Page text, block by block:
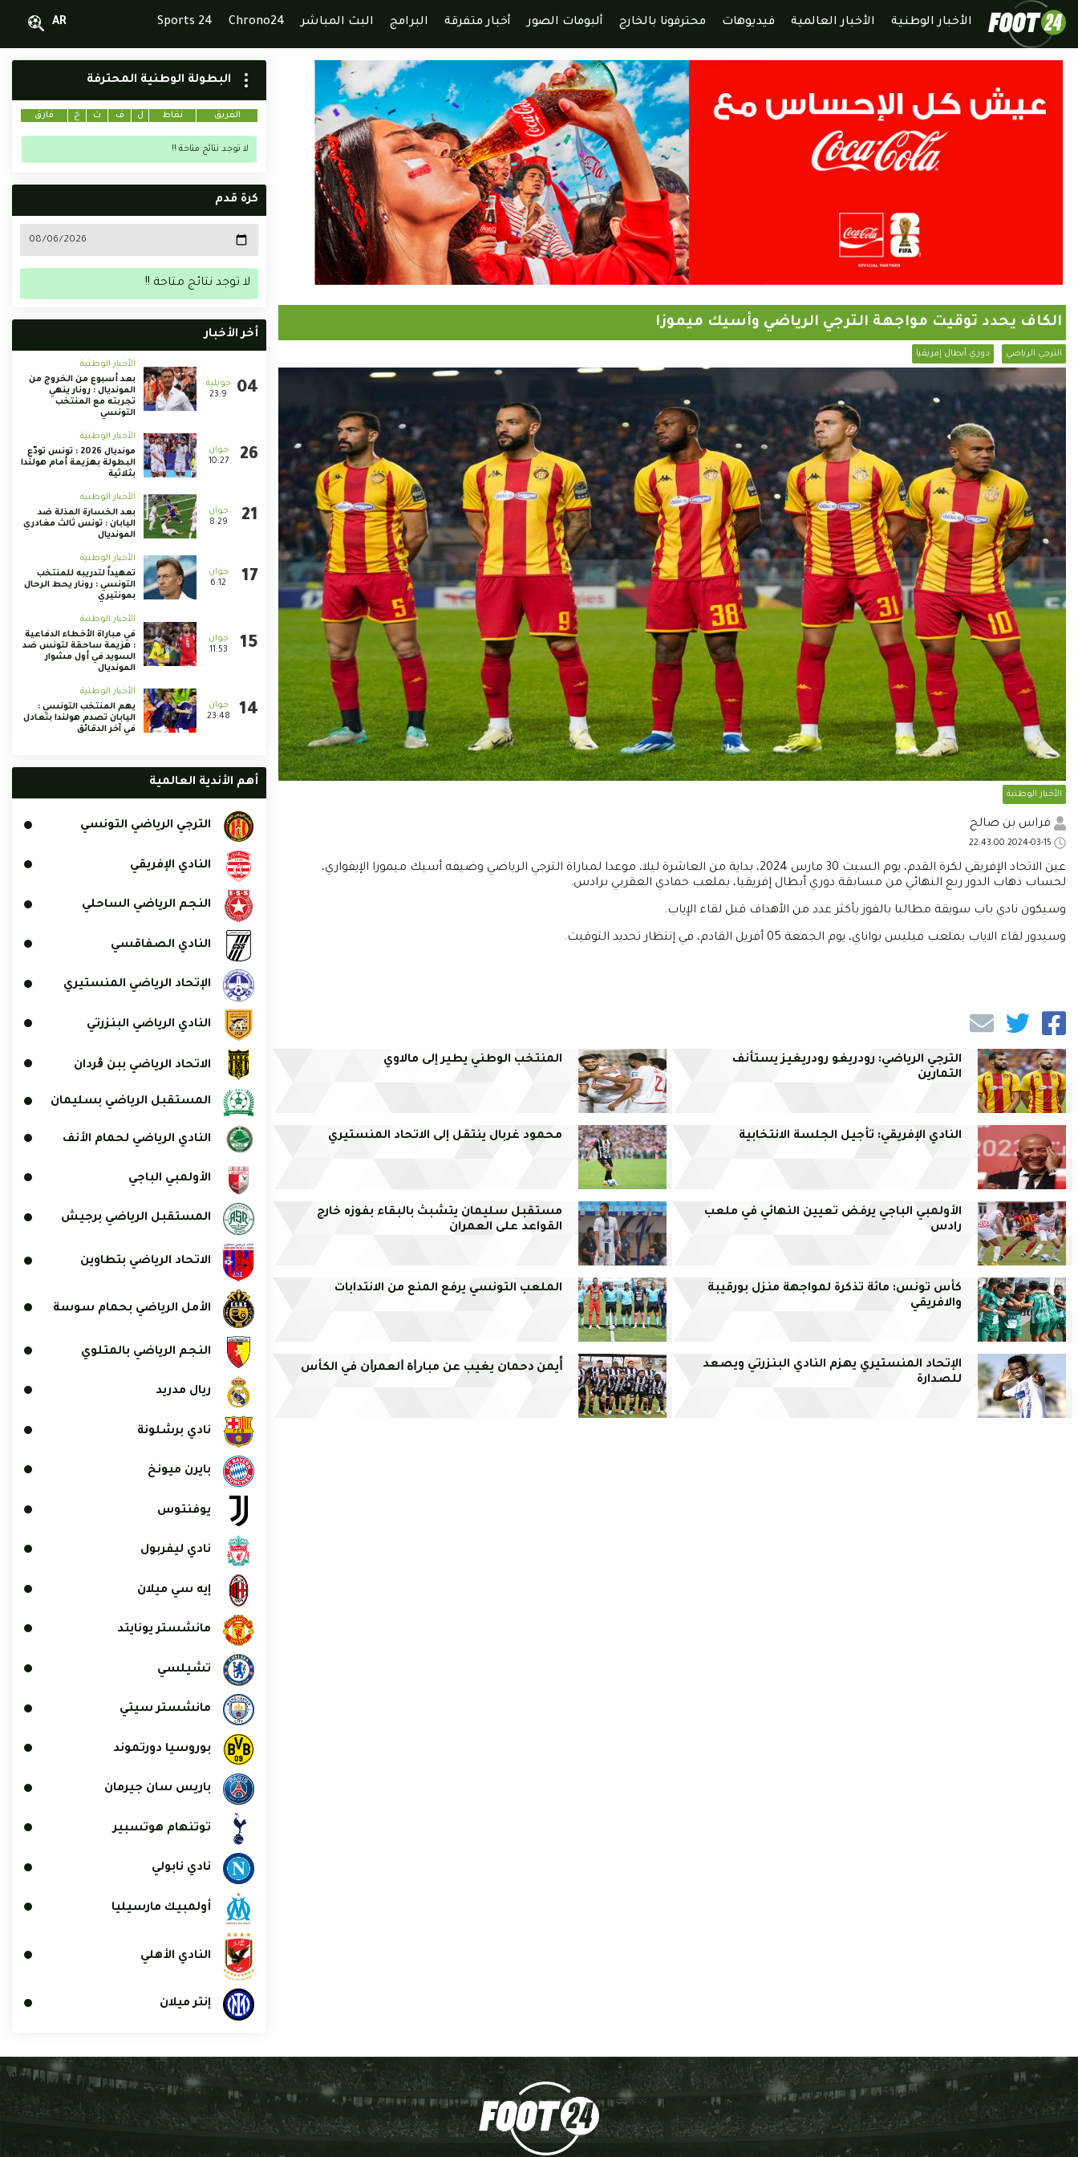
الأخبار الوطنية الأخبار العالمية فيديوهات محترفونا بالخارج ألبومات الصور أخبار متفرقة البرامج البث المباشر Chrono24
Sports 24
AR
الكاف يحدد توقيت مواجهة الترجي الرياضي وأسيك ميموزا
الترجي الرياضي دوري أبطال إفريقيا
الأخبار الوطنية
فراس بن صالح
عين الاتحاد الإفريقي لكرة القدم، يوم السبت 30 مارس 2024، بداية من العاشرة ليلا، موعدا لمباراة الترجي الرياضي وضيفه أسيك ميموزا الإيفواري،
لحساب ذهاب الدور ربع النهائي من مسابقة دوري أبطال إفريقيا، بملعب حمادي العقربي برادس.
وسيكون نادي باب سويقة مطالبا بالفوز بأكثر عدد من الأهداف قبل لقاء الإياب.
وسيدور لقاء الاياب بملعب فيليس بواناي، يوم الجمعة 05 أفريل القادم، في إنتظار تحديد التوقيت.
الترجي الرياضي: رودريغو رودريغيز يستأنف
التمارين
المنتخب الوطني يطير إلى مالاوي
النادي الإفريقي: تأجيل الجلسة الانتخابية محمود غربال ينتقل إلى الاتحاد المنستيري
الأولمبي الباجي يرفض تعيين النهائي في ملعب
رادس
مستقبل سليمان يتشبث بالبقاء بفوزه خارج
القواعد على العمران
كأس تونس: مائة تذكرة لمواجهة منزل بورقيبة
والافريقي
الملعب التونسي يرفع المنع من الانتدابات
الإتحاد المنستيري يهزم النادي البنزرتي ويصعد
للصدارة
ﺃﻳﻤﻦ ﺩﺣﻤﺎﻥ ﻳﻐﻴﺐ ﻋﻦ ﻣﺒﺎﺭﺍﺓ ﺍﻟﻌﻤﺮﺍﻥ في الكأس
البطولة الوطنية المحترفة
الفريق نقاط ل ف ت خ فارق
لا توجد نتائج متاحة !!
كرة قدم
لا توجد نتائج متاحة !!
أخر الأخبار
23:9
الأخبار الوطنية
بعد أسبوع من الخروج من
المونديال : رونار ينهي
تجربته مع المنتخب
التونسي
10:27
الأخبار الوطنية
مونديال 2026 : تونس تودّع
البطولة بهزيمة أمام هولندا
بثلاثية
8:29
الأخبار الوطنية
بعد الخسارة المذلة ضد
اليابان : تونس ثالث مغادري
المونديال
6:12
الأخبار الوطنية
تمهيداً لتدريبه للمنتخب
التونسي : رونار يحط الرحال
بمونتيري
11:53
الأخبار الوطنية
في مباراة الأخطاء الدفاعية
: هزيمة ساحقة لتونس ضد
السويد في أول مشوار
المونديال
23:48
الأخبار الوطنية
يهم المنتخب التونسي :
اليابان تصدم هولندا بتعادل
في آخر الدقائق
أهم الأندية العالمية
الترجي الرياضي التونسي
النادي الإفريقي
النجم الرياضي الساحلي
النادي الصفاقسي
الإتحاد الرياضي المنستيري
النادي الرياضي البنزرتي
الاتحاد الرياضي ببن ڨردان
المستقبل الرياضي بسليمان
النادي الرياضي لحمام الأنف
الأولمبي الباجي
المستقبل الرياضي برجيش
الاتحاد الرياضي بتطاوين
الأمل الرياضي بحمام سوسة
النجم الرياضي بالمتلوي
ريال مدريد
نادي برشلونة
بايرن ميونخ
يوفنتوس
نادي ليفربول
إيه سي ميلان
مانشستر يونايتد
تشيلسي
مانشستر سيتي
بوروسيا دورتموند
باريس سان جيرمان
توتنهام هوتسبير
نادي نابولي
أولمبيك مارسيليا
النادي الأهلي
إنتر ميلان